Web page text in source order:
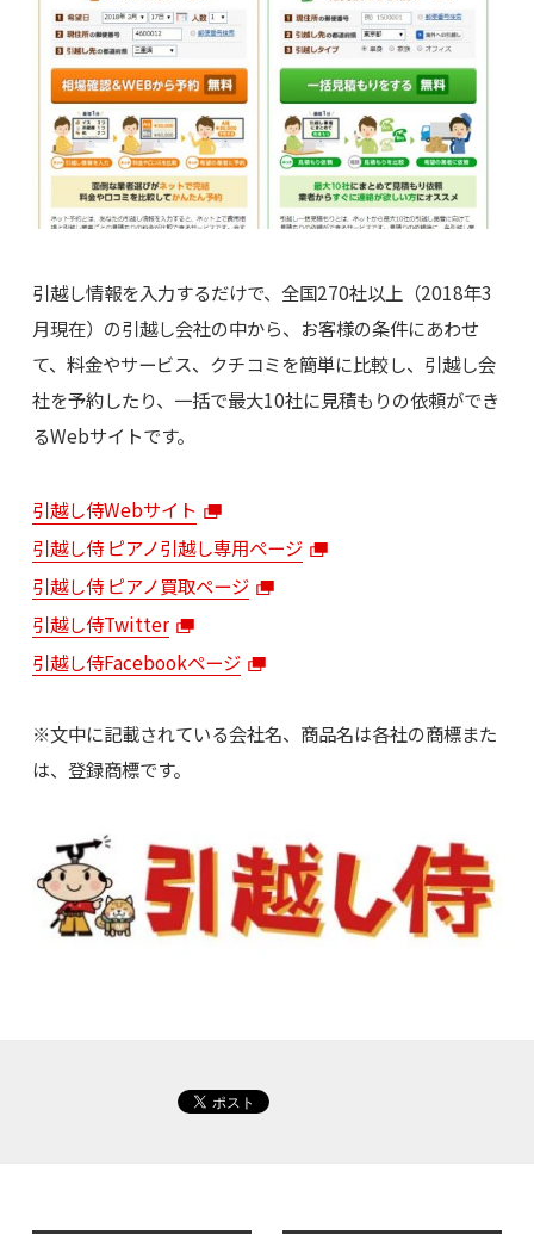
引越し情報を入力するだけで、全国270社以上（2018年3
月現在）の引越し会社の中から、お客様の条件にあわせ
て、料金やサービス、クチコミを簡単に比較し、引越し会
社を予約したり、一括で最大10社に見積もりの依頼ができ
るWebサイトです。
引越し侍Webサイト
引越し侍 ピアノ引越し専用ページ
引越し侍 ピアノ買取ページ
引越し侍Twitter
引越し侍Facebookページ
※文中に記載されている会社名、商品名は各社の商標また
は、登録商標です。